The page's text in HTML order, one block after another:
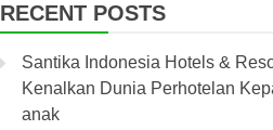
RECENT POSTS
Santika Indonesia Hotels &
Kenalkan Dunia Perhotelan
anak